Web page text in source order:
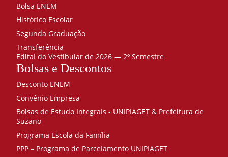
40
Gestão e
legislação
ambiental
40
Gestão
80
Gestão
financeira
e Fluxo
de Caixa
80
Valmir Cardoso dos Santos
Vanderlei Sergio Lemos de Moraes
Vanessa de Oliveira Alves
Vanessa Gomes de Lima Souza
Viviane Lunardi de Abreu
Wanderley Santana dos Santos
Wilian de Jesus Santana
Doutor(a)
Wilson Leite da Silva
Bolsa ENEM
Histórico Escolar
Segunda Graduação
Transferência
Edital do Vestibular de 2026 — 2º Semestre
Bolsas e Descontos
Desconto ENEM
Convênio Empresa
Bolsas de Estudo Integrais - UNIPIAGET & Prefeitura de
Suzano
Programa Escola da Família
PPP – Programa de Parcelamento UNIPIAGET